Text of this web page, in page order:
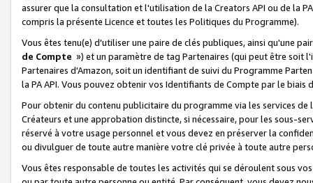
assurer que la consultation et l'utilisation de la Creators API ou de la
compris la présente Licence et toutes les Politiques du Programme).
Vous êtes tenu(e) d'utiliser une paire de clés publiques, ainsi qu'une
de Compte ») et un paramètre de tag Partenaires (qui peut être soit
Partenaires d'Amazon, soit un identifiant de suivi du Programme
la PA API. Vous pouvez obtenir vos Identifiants de Compte par le biais
Pour obtenir du contenu publicitaire du programme via les services
Créateurs et une approbation distincte, si nécessaire, pour les sous-
réservé à votre usage personnel et vous devez en préserver la
ou divulguer de toute autre manière votre clé privée à toute autre
Vous êtes responsable de toutes les activités qui se déroulent sous